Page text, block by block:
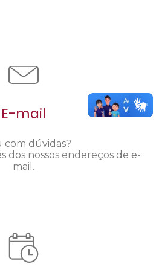
E-mail
com dúvidas?
dos nossos endereços de e-
mail.